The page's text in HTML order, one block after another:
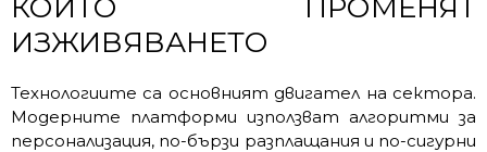
КОИТО ПРОМЕНЯТ
ИЗЖИВЯВАНЕТО
Технологиите са основният двигател на сектора.
Модерните платформи използват алгоритми за
персонализация, по-бързи разплащания и по-сигурни